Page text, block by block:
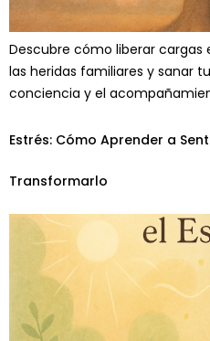
Descubre cómo liberar cargas
las heridas familiares y sanar
conciencia y el
Estrés: Cómo Aprender a
Transformarlo